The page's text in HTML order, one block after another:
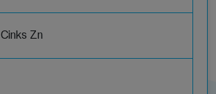
Cinks Zn